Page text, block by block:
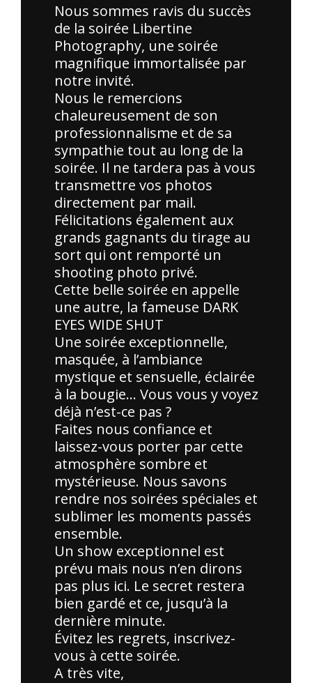
Nous sommes ravis du succès
de la soirée Libertine
Photography, une soirée
magnifique immortalisée par
notre invité.
Nous le remercions
chaleureusement de son
professionnalisme et de sa
sympathie tout au long de la
soirée. Il ne tardera pas à vous
transmettre vos photos
directement par mail.
Félicitations également aux
grands gagnants du tirage au
sort qui ont remporté un
shooting photo privé.
Cette belle soirée en appelle
une autre, la fameuse DARK
EYES WIDE SHUT
Une soirée exceptionnelle,
masquée, à l’ambiance
mystique et sensuelle, éclairée
à la bougie… Vous vous y voyez
déjà n’est-ce pas ?
Faites nous confiance et
laissez-vous porter par cette
atmosphère sombre et
mystérieuse. Nous savons
rendre nos soirées spéciales et
sublimer les moments passés
ensemble.
Un show exceptionnel est
prévu mais nous n’en dirons
pas plus ici. Le secret restera
bien gardé et ce, jusqu’à la
dernière minute.
Évitez les regrets, inscrivez-
vous à cette soirée.
A très vite,